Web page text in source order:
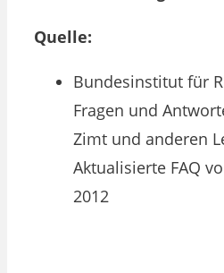
Quelle:
Bundesinstitut für
Fragen und
Zimt und anderen
Aktualisierte FAQ
2012